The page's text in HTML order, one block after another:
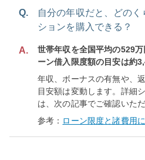
Q.
自分の年収だと、どの
ションを購入できる？
A.
世帯年収を全国平均の529
ーン借入限度額の目安は約
年収、ボーナスの有無や、
目安額は変動します。詳細
は、次の記事でご確認いただ
参考： ローン限度と諸費用